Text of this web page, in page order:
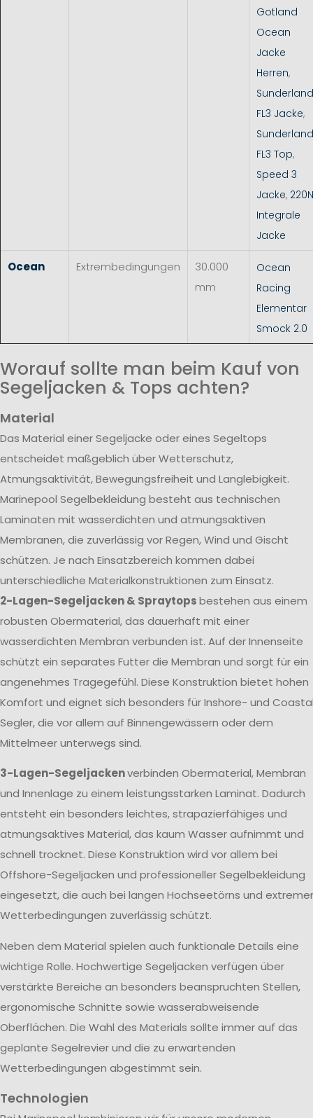
Gotland
Ocean
Jacke
Herren,
Sunderland
FL3 Jacke,
Sunderland
FL3 Top,
Speed 3
Jacke, 220N
Integrale
Jacke
Ocean Extrembedingungen
30.000
mm
Ocean
Racing
Elementar
Smock 2.0
Worauf sollte man beim Kauf von
Segeljacken & Tops achten?
Material
Das Material einer Segeljacke oder eines Segeltops
entscheidet maßgeblich über Wetterschutz,
Atmungsaktivität, Bewegungsfreiheit und Langlebigkeit.
Marinepool Segelbekleidung besteht aus technischen
Laminaten mit wasserdichten und atmungsaktiven
Membranen, die zuverlässig vor Regen, Wind und Gischt
schützen. Je nach Einsatzbereich kommen dabei
unterschiedliche Materialkonstruktionen zum Einsatz.
2-Lagen-Segeljacken & Spraytopsbestehen aus einem
robusten Obermaterial, das dauerhaft mit einer
wasserdichten Membran verbunden ist. Auf der Innenseite
schützt ein separates Futter die Membran und sorgt für ein
angenehmes Tragegefühl. Diese Konstruktion bietet hohen
Komfort und eignet sich besonders für Inshore- und
Segler, die vor allem auf Binnengewässern oder dem
Mittelmeer unterwegs sind.
3-Lagen-Segeljackenverbinden Obermaterial, Membran
und Innenlage zu einem leistungsstarken Laminat. Dadurch
entsteht ein besonders leichtes, strapazierfähiges und
atmungsaktives Material, das kaum Wasser aufnimmt und
schnell trocknet. Diese Konstruktion wird vor allem bei
Offshore-Segeljacken und professioneller Segelbekleidung
eingesetzt, die auch bei langen Hochseetörns und
Wetterbedingungen zuverlässig schützt.
Neben dem Material spielen auch funktionale Details eine
wichtige Rolle. Hochwertige Segeljacken verfügen über
verstärkte Bereiche an besonders beanspruchten Stellen,
ergonomische Schnitte sowie wasserabweisende
Oberflächen. Die Wahl des Materials sollte immer auf das
geplante Segelrevier und die zu erwartenden
Wetterbedingungen abgestimmt sein.
Technologien